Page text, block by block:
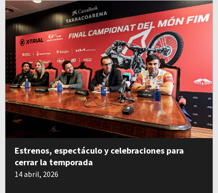
Estrenos, espectáculo y celebraciones para
cerrar la temporada
14 abril, 2026